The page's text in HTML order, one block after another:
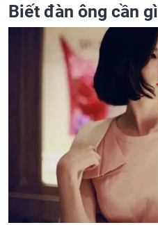
Biết đàn ông cần gì